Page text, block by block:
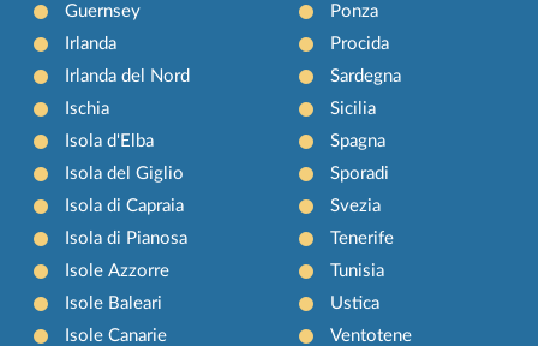
Guernsey
Irlanda
Irlanda del Nord
Ischia
Isola d'Elba
Isola del Giglio
Isola di Capraia
Isola di Pianosa
Isole Azzorre
Isole Baleari
Isole Canarie
Ponza
Procida
Sardegna
Sicilia
Spagna
Sporadi
Svezia
Tenerife
Tunisia
Ustica
Ventotene